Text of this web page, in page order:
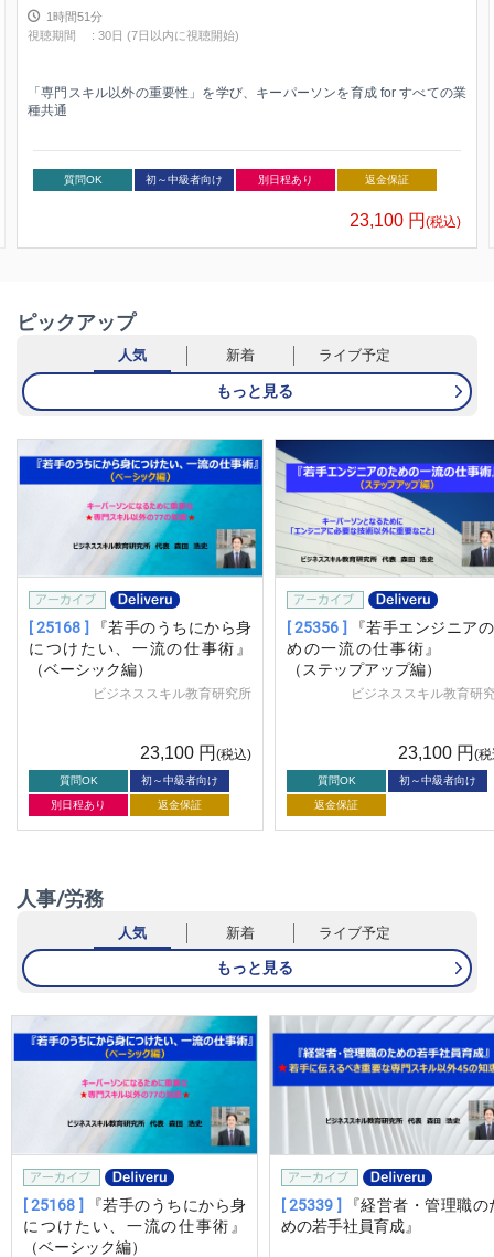
1時間51分
視聴期間
:30日 (7日以内に視聴開始)
「専門スキル以外の重要性」を学び、キーパーソンを育成 for すべての業
種共通
質問OK 初～中級者向け 別日程あり 返金保証
23,100 円(税込)
ピックアップ
人気 新着 ライブ予定
もっと見る
[ 25168 ]
『若手のうちにから身
につけたい、一流の仕事術』
（ベーシック編）
ビジネススキル教育研究所
23,100 円(税込)
質問OK
初～中級者向け
別日程あり
返金保証
[ 25356 ]
『若手エンジニア
めの一流の仕事術
（ステップアップ編）
ビジネススキル教育研
23,100 円(
質問OK
初～中級者向け
返金保証
人事/労務
人気 新着 ライブ予定
もっと見る
[ 25168 ]
『若手のうちにから身
につけたい、一流の仕事術』
（ベーシック編）
[ 25339 ]
『経営者・管理職の
めの若手社員育成』